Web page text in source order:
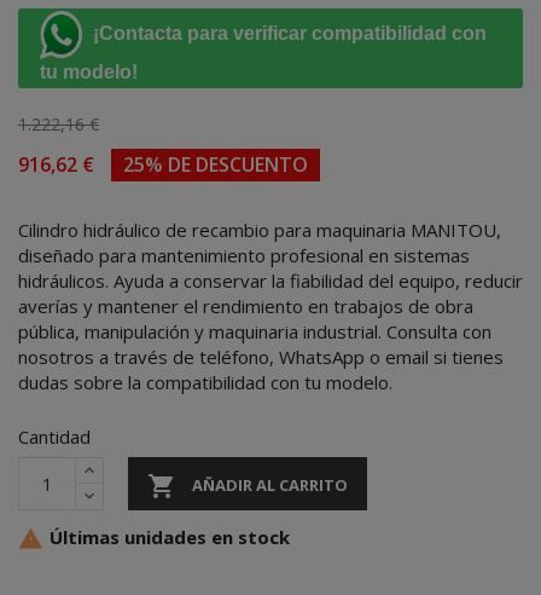
¡Contacta para verificar compatibilidad con
tu modelo!
1.222,16 €
916,62 € 25% DE DESCUENTO
Cilindro hidráulico de recambio para maquinaria MANITOU,
diseñado para mantenimiento profesional en sistemas
hidráulicos. Ayuda a conservar la fiabilidad del equipo, reducir
averías y mantener el rendimiento en trabajos de obra
pública, manipulación y maquinaria industrial. Consulta con
nosotros a través de teléfono, WhatsApp o email si tienes
dudas sobre la compatibilidad con tu modelo.
Cantidad
 AÑADIR AL CARRITO
 Últimas unidades en stock